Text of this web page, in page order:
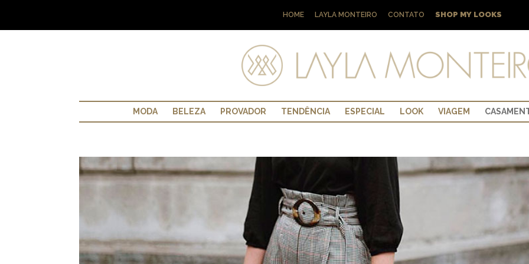
HOME LAYLA MONTEIRO CONTATO SHOP MY LOOKS
MODA BELEZA PROVADOR TENDÊNCIA ESPECIAL LOOK VIAGEM